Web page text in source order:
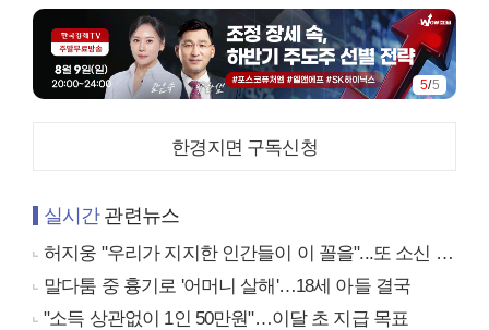
5/5
한경지면 구독신청
실시간관련뉴스
허지웅 "우리가 지지한 인간들이 이 꼴을"...또 소신 발언
말다툼 중 흉기로 '어머니 살해'…18세 아들 결국
"소득 상관없이 1인 50만원"…이달 초 지급 목표